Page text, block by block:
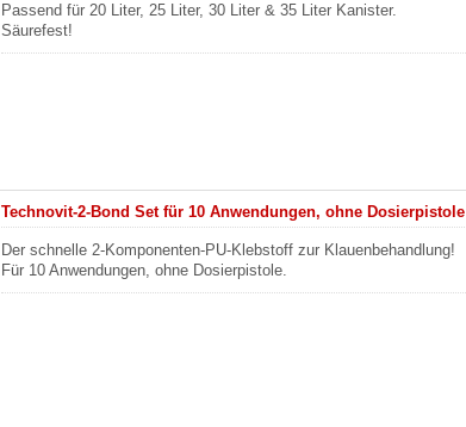
Passend für 20 Liter, 25 Liter, 30 Liter & 35 Liter Kanister.
Säurefest!
Technovit-2-Bond Set für 10 Anwendungen, ohne Dosierpistole
Der schnelle 2-Komponenten-PU-Klebstoff zur Klauenbehandlung!
Für 10 Anwendungen, ohne Dosierpistole.